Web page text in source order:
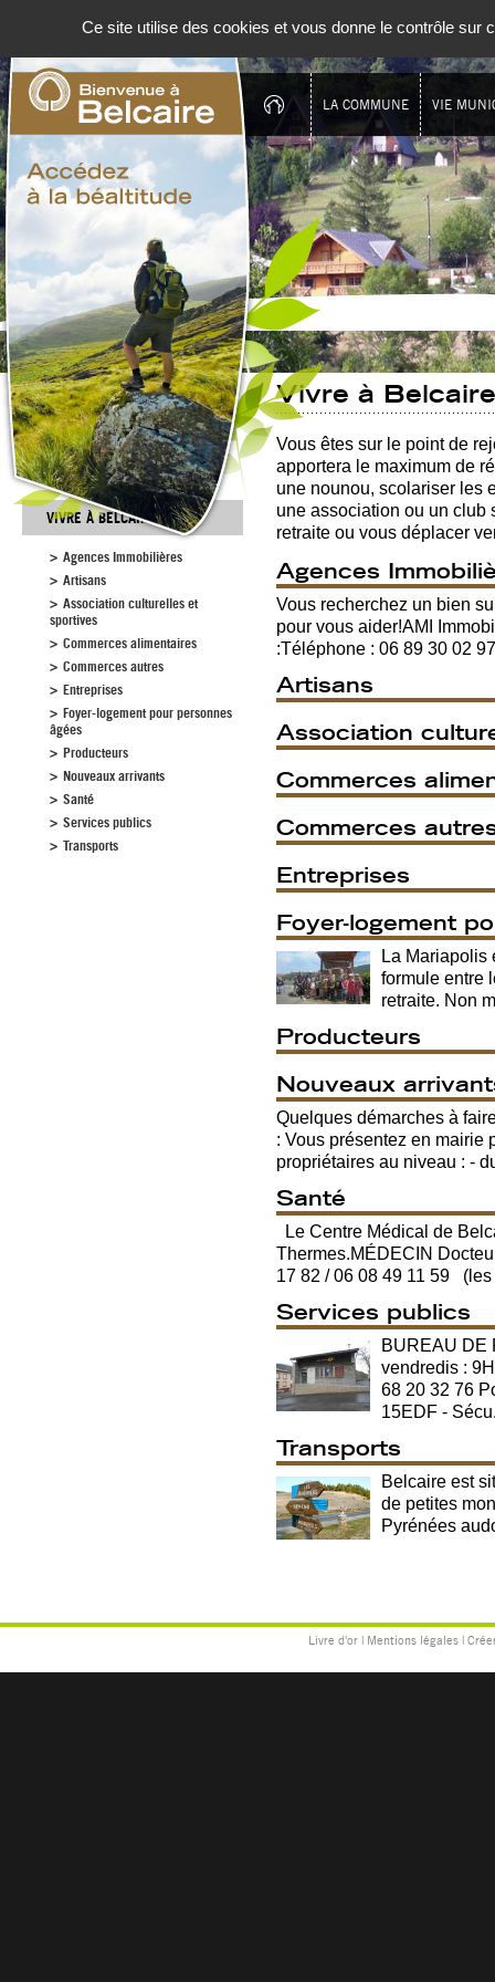
LA COMMUNE VIE
VIVRE À BELCAIRE
Agences Immobilières
Artisans
Association culturelles et
sportives
Commerces alimentaires
Commerces autres
Entreprises
Foyer-logement pour personnes
âgées
Producteurs
Nouveaux arrivants
Santé
Services publics
Transports
Vivre à Belcaire
Vous êtes sur le point de
apportera le maximum de
une nounou, scolariser les
une association ou un club
retraite ou vous déplacer
Agences
Vous recherchez un bien
pour vous aider!AMI
:Téléphone : 06 89 30 02
Artisans
Association
Commerces
Commerces
Entreprises
Foyer-logement
La Mariapolis
formule entre
retraite. Non
Producteurs
Nouveaux
Quelques démarches à
: Vous présentez en mairie
propriétaires au niveau : -
Santé
Le Centre Médical de
Thermes.MÉDECIN
17 82 / 06 08 49 11 59 (les
Services publics
BUREAU DE
vendredis :
68 20 32 76
15EDF -
Transports
Belcaire est
de petites
Pyrénées
Livre d'or | Mentions légales |
Ce site utilise des cookies et vous donne le contrôle sur